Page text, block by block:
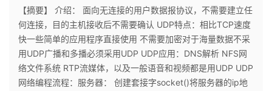
个
人
我
【摘要】 介绍： 面向无连接的用户数据报协议，不需要建立任
何连接，目的主机接收后不需要确认 UDP特点：相比TCP速度
快一些简单的应用程序直接使用 不需要加密对于海量数据不采
用UDP广播和多播必须采用UDP UDP应用：DNS解析 NFS网
络文件系统 RTP流媒体，以及一般语音和视频都是用UDP UDP
网络编程流程：服务器： 创建套接字socket()将服务器的ip地